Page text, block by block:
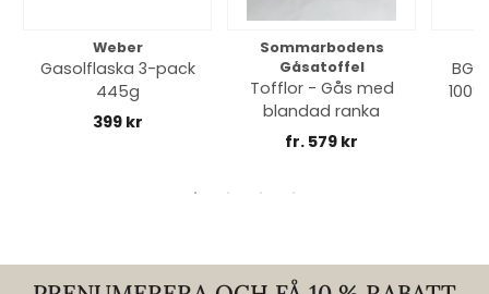
Weber
Gasolflaska 3-pack
445g
399 kr
Sommarbodens
Gåsatoffel
Tofflor - Gås med
blandad ranka
fr. 579 kr